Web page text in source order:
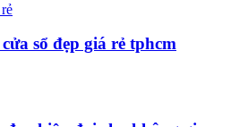
sổ đẹp giá rẻ tphcm